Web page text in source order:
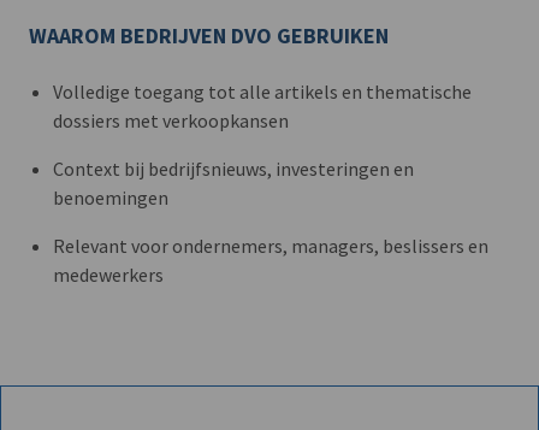
WAAROM BEDRIJVEN DVO GEBRUIKEN
Volledige toegang tot alle artikels en thematische
dossiers met verkoopkansen
Context bij bedrijfsnieuws, investeringen en
benoemingen
Relevant voor ondernemers, managers, beslissers en
medewerkers